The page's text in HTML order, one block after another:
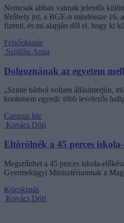
Nemcsak abban vannak jelentős
férőhely jut, a BGE-n mindössze 16,
fizetni, és mi alapján dől el, hogy ki
Felsőoktatás
Szöllősi Anna
Dolgoznának az egyetem
„Szinte bárhol voltam állásinterjún,
korántsem egyedi: több levelezős
Campus life
Kovács Dóri
Eltörölnék a 45 perces
Megszűnhet a 45 perces iskola-
Gyermekügyi Minisztériumnak a
Közoktatás
Kovács Dóri